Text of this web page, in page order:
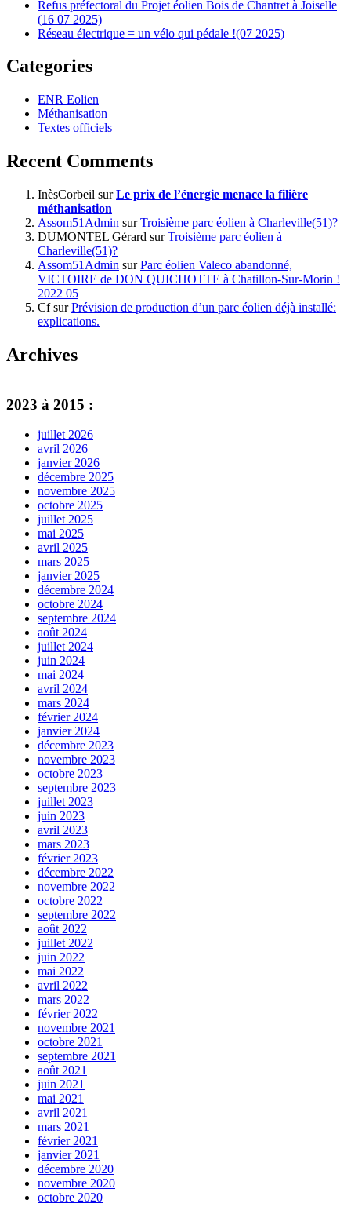
Refus préfectoral du Projet éolien Bois de Chantret à Joiselle
(16 07 2025)
Réseau électrique = un vélo qui pédale !(07 2025)
Categories
ENR Eolien
Méthanisation
Textes officiels
Recent Comments
InèsCorbeil surLe prix de l’énergie menace la filière
méthanisation
Assom51Admin surTroisième parc éolien à Charleville(51)?
DUMONTEL Gérard surTroisième parc éolien à
Charleville(51)?
Assom51Admin surParc éolien Valeco abandonné,
VICTOIRE de DON QUICHOTTE à Chatillon-Sur-Morin !
2022 05
CfsurPrévision de production d’un parc éolien déjà installé:
explications.
Archives
2023 à 2015 :
juillet 2026
avril 2026
janvier 2026
décembre 2025
novembre 2025
octobre 2025
juillet 2025
mai 2025
avril 2025
mars 2025
janvier 2025
décembre 2024
octobre 2024
septembre 2024
août 2024
juillet 2024
juin 2024
mai 2024
avril 2024
mars 2024
février 2024
janvier 2024
décembre 2023
novembre 2023
octobre 2023
septembre 2023
juillet 2023
juin 2023
avril 2023
mars 2023
février 2023
décembre 2022
novembre 2022
octobre 2022
septembre 2022
août 2022
juillet 2022
juin 2022
mai 2022
avril 2022
mars 2022
février 2022
novembre 2021
octobre 2021
septembre 2021
août 2021
juin 2021
mai 2021
avril 2021
mars 2021
février 2021
janvier 2021
décembre 2020
novembre 2020
octobre 2020